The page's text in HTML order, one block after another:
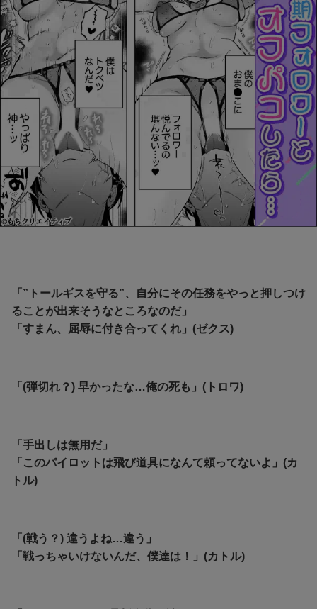
「”トールギスを守る”、自分にその任務をやっと押しつけ
ることが出来そうなところなのだ」
「すまん、屈辱に付き合ってくれ」(ゼクス)
「(弾切れ？) 早かったな…俺の死も」(トロワ)
「手出しは無用だ」
「このパイロットは飛び道具になんて頼ってないよ」(カ
トル)
「(戦う？) 違うよね…違う」
「戦っちゃいけないんだ、僕達は！」(カトル)